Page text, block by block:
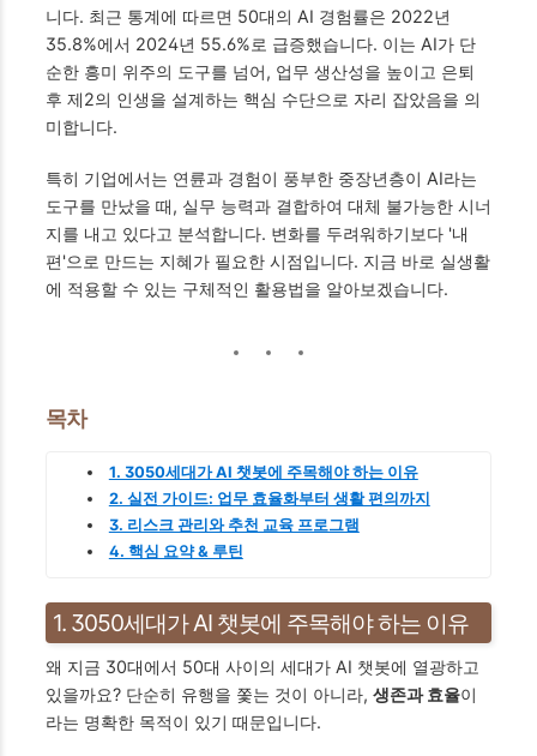
니다. 최근 통계에 따르면 50대의 AI 경험률은 2022년
35.8%에서 2024년 55.6%로 급증했습니다. 이는 AI가 단
순한 흥미 위주의 도구를 넘어, 업무 생산성을 높이고 은퇴
후 제2의 인생을 설계하는 핵심 수단으로 자리 잡았음을 의
미합니다.
특히 기업에서는 연륜과 경험이 풍부한 중장년층이 AI라는
도구를 만났을 때, 실무 능력과 결합하여 대체 불가능한 시너
지를 내고 있다고 분석합니다. 변화를 두려워하기보다 '내
편'으로 만드는 지혜가 필요한 시점입니다. 지금 바로 실생활
에 적용할 수 있는 구체적인 활용법을 알아보겠습니다.
목차
1. 3050세대가 AI 챗봇에 주목해야 하는 이유
2. 실전 가이드: 업무 효율화부터 생활 편의까지
3. 리스크 관리와 추천 교육 프로그램
4. 핵심 요약 & 루틴
1. 3050세대가 AI 챗봇에 주목해야 하는 이유
왜 지금 30대에서 50대 사이의 세대가 AI 챗봇에 열광하고
있을까요? 단순히 유행을 쫓는 것이 아니라, 생존과 효율이
라는 명확한 목적이 있기 때문입니다.